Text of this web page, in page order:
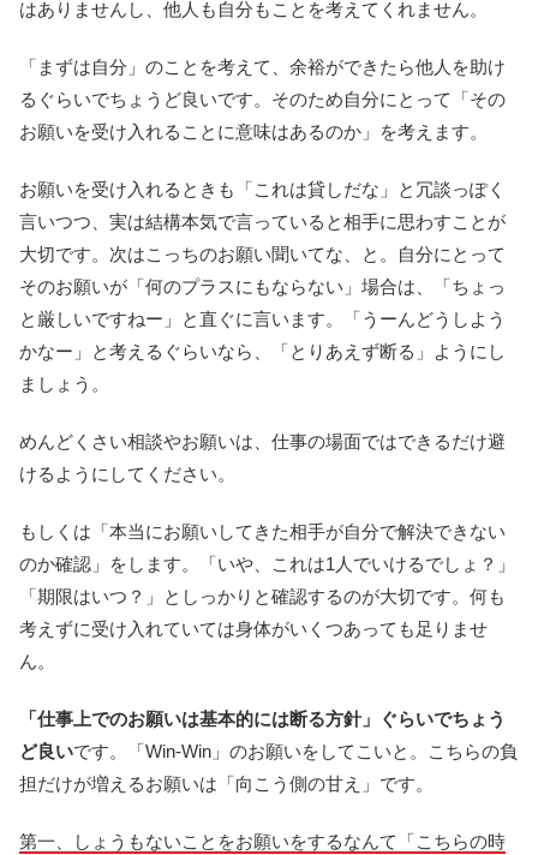
はありませんし、他人も自分もことを考えてくれません。
「まずは自分」のことを考えて、余裕ができたら他人を助け
るぐらいでちょうど良いです。そのため自分にとって「その
お願いを受け入れることに意味はあるのか」を考えます。
お願いを受け入れるときも「これは貸しだな」と冗談っぽく
言いつつ、実は結構本気で言っていると相手に思わすことが
大切です。次はこっちのお願い聞いてな、と。自分にとって
そのお願いが「何のプラスにもならない」場合は、「ちょっ
と厳しいですねー」と直ぐに言います。「うーんどうしよう
かなー」と考えるぐらいなら、「とりあえず断る」ようにし
ましょう。
めんどくさい相談やお願いは、仕事の場面ではできるだけ避
けるようにしてください。
もしくは「本当にお願いしてきた相手が自分で解決できない
のか確認」をします。「いや、これは1人でいけるでしょ？」
「期限はいつ？」としっかりと確認するのが大切です。何も
考えずに受け入れていては身体がいくつあっても足りませ
ん。
「仕事上でのお願いは基本的には断る方針」ぐらいでちょう
ど良いです。「Win-Win」のお願いをしてこいと。こちらの負
担だけが増えるお願いは「向こう側の甘え」です。
第一、しょうもないことをお願いをするなんて「こちらの時